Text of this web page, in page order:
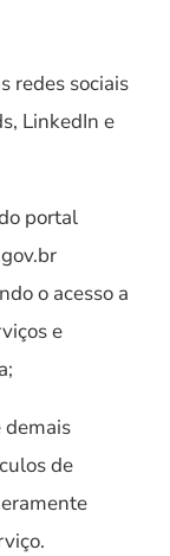
redes sociais
LinkedIn e
portal
o acesso a
e
demais
de